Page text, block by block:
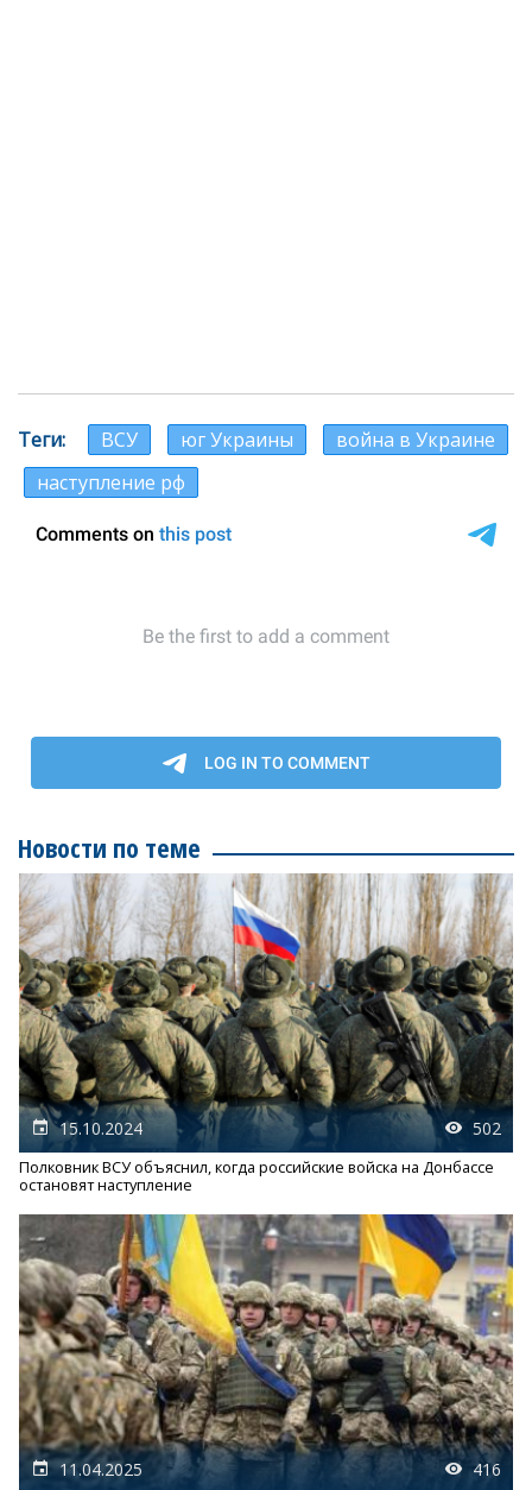
Теги ВСУ юг Украины
война в Украине
наступление рф
Новости по теме
15.10.2024 502
Полковник ВСУ объяснил, когда российские войска на Донбассе
остановят наступление
11.04.2025 416